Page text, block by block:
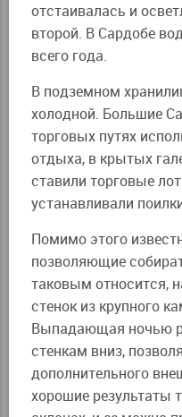
отстаивалась и
второй. В Сардобе
всего года.
В подземном
холодной. Большие
торговых путях
отдыха, в крытых
ставили торговые
устанавливали
Помимо этого
позволяющие
таковым относится,
стенок из крупного
Выпадающая ночью
стенкам вниз,
дополнительного
хорошие результаты